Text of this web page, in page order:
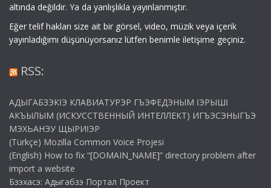
altında değildir. Ya da yanlışlıkla yayınlanmıştır.
Eğer telif hakları size ait bir görsel, video, müzik veya içerik
yayınladığımı düşünüyorsanız lütfen benimle iletişime geçiniz.
RSS:
АДЫГАБЗЭКӀЭ КЛАВИАТУРЭР ГЪЭФЕДЭНЫМ ӀЭРЫШӀ
АКЪЫЛЫМ (ИСКУССТВЕННЫЙ ИНТЕЛЛЕКТ) ИГЪЭСЭНЫГЪЭ
МЭХЬАНЭУ ЩЫРИӀЭР
(Türkçe) Mozilla Common Voice Projesi
(English) How to fix “[DOMAIN_NAME]” directory problem after
import a website
Бзэхасэ: Адыгабзэ Портал Проект